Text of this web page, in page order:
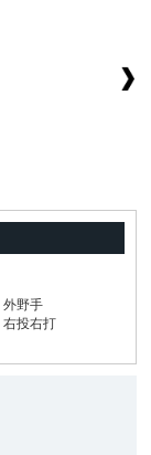
外野手
右投右打